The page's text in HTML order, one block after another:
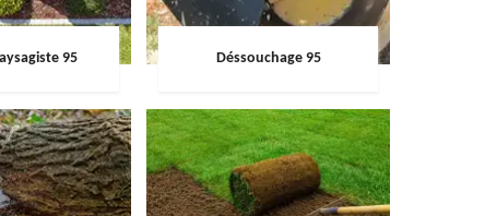
95 Déssouchage 95